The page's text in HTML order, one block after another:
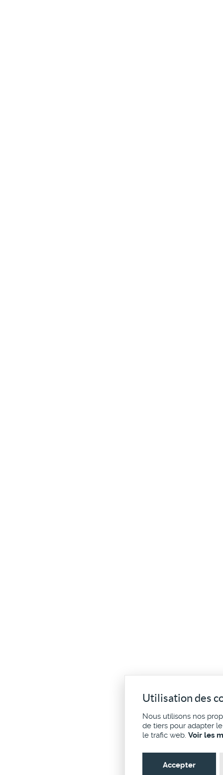
Utilisation des
Nous utilisons nos
de tiers pour adapter
le trafic web. Voir les
Accepter